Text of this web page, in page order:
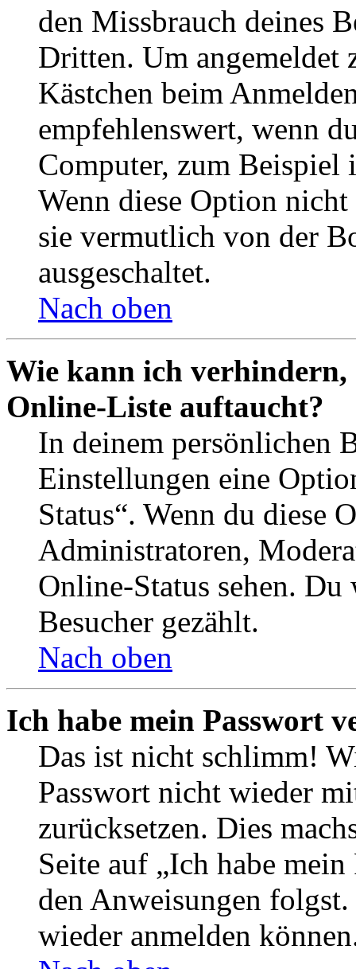
den Missbrauch deines
Dritten. Um angemeldet
Kästchen beim
empfehlenswert, wenn
Computer, zum Beispiel
Wenn diese Option
sie vermutlich von der
ausgeschaltet.
Nach oben
Wie kann ich verhindern,
Online-Liste auftaucht?
In deinem persönlichen
Einstellungen eine
Status“. Wenn du diese
Administratoren,
Online-Status sehen.
Besucher gezählt.
Nach oben
Ich habe mein Passwort
Das ist nicht schlimm!
Passwort nicht wieder
zurücksetzen. Dies
Seite auf „Ich habe
den Anweisungen
wieder anmelden